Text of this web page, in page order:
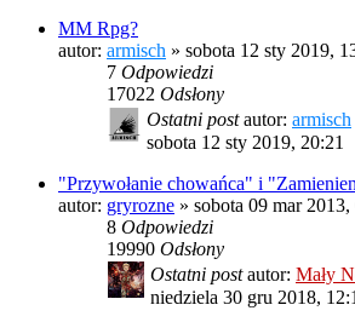
MM Rpg?
autor: armisch » sobota 12 sty 2019,
7 Odpowiedzi
17022 Odsłony
Ostatni postautor: armisch
sobota 12 sty 2019, 20:21
"Przywołanie chowańca" i
autor: gryrozne » sobota 09 mar
8 Odpowiedzi
19990 Odsłony
Ostatni postautor: Mały
niedziela 30 gru 2018,